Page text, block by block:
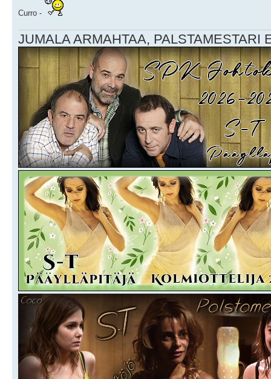
Curro -
JUMALA ARMAHTAA, PALSTAMESTARI